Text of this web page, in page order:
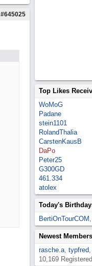
#645025
Top Likes
WoMoG
Padane
stein1101
RolandThalia
CarstenKausB
DaPo
Peter25
G300GD
461.334
atolex
Today's
BertiOnTourCOM
Newest Members
rasche.a, typfred
10,169